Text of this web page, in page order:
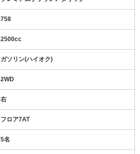
758
2500cc
ガソリン(ハイオク)
2WD
右
フロア7AT
5名